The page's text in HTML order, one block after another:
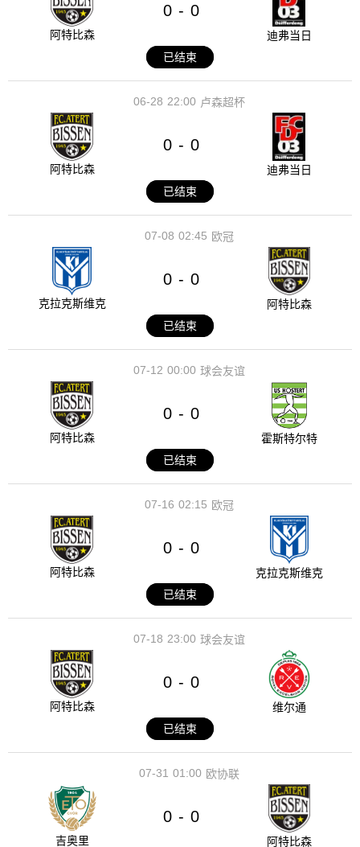
阿特比森
0 - 0
迪弗当日
已结束
22:00
06-28 卢森超杯
阿特比森
0 - 0
迪弗当日
已结束
02:45
07-08 欧冠
克拉克斯维克
0 - 0
阿特比森
已结束
00:00
07-12 球会友谊
阿特比森
0 - 0
霍斯特尔特
已结束
02:15
07-16 欧冠
阿特比森
0 - 0
克拉克斯维克
已结束
23:00
07-18 球会友谊
阿特比森
0 - 0
维尔通
已结束
01:00
07-31 欧协联
吉奥里
0 - 0
阿特比森